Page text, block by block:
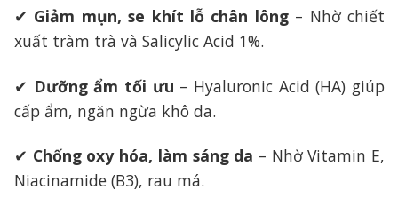
✔ Giảm mụn, se khít lỗ chân lông– Nhờ chiết
xuất tràm trà và Salicylic Acid 1%.
✔ Dưỡng ẩm tối ưu – Hyaluronic Acid (HA) giúp
cấp ẩm, ngăn ngừa khô da.
✔ Chống oxy hóa, làm sáng da – Nhờ Vitamin E,
Niacinamide (B3), rau má.